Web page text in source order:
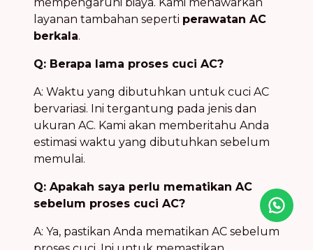
layanan tambahan seperti perawatan AC
berkala.
Q: Berapa lama proses cuci AC?
A: Waktu yang dibutuhkan untuk cuci AC
bervariasi. Ini tergantung pada jenis dan
ukuran AC. Kami akan memberitahu Anda
estimasi waktu yang dibutuhkan sebelum
memulai.
Q: Apakah saya perlu mematikan AC
sebelum proses cuci AC?
A: Ya, pastikan Anda mematikan AC sebelum
Icon